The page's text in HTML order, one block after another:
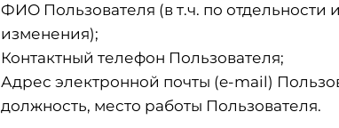
ФИО Пользователя (в т.ч. по отдельности
изменения);
Контактный телефон Пользователя;
Адрес электронной почты (e-mail)
должность, место работы Пользователя.